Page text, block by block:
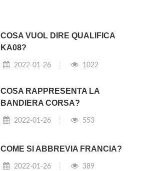
COSA VUOL DIRE QUALIFICA
KA08?
2022-01-26 1022
COSA RAPPRESENTA LA
BANDIERA CORSA?
2022-01-26 553
COME SI ABBREVIA FRANCIA?
2022-01-26 389